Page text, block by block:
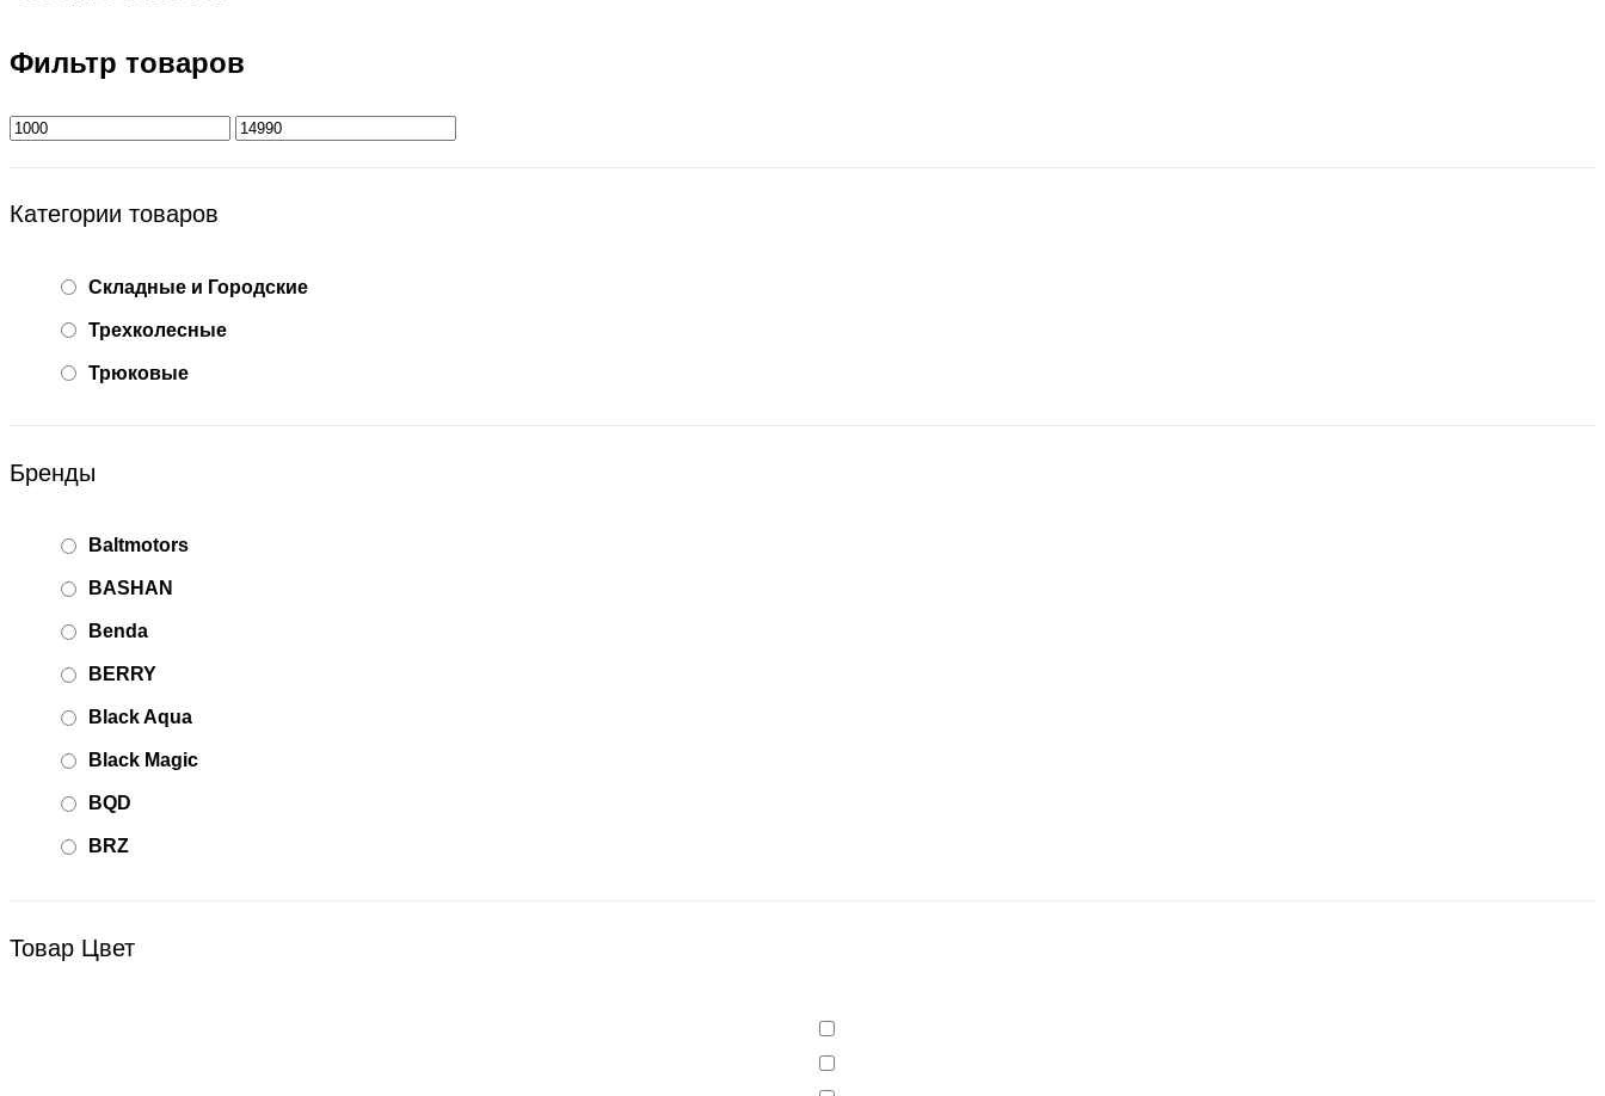
Фильтр товаров
Категории товаров
Складные и Городские
Трехколесные
Трюковые
Бренды
Baltmotors
BASHAN
Benda
BERRY
Black Aqua
Black Magic
BQD
BRZ
Товар Цвет